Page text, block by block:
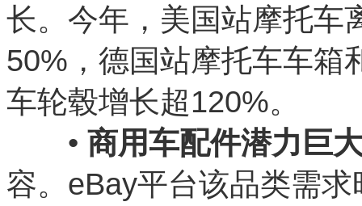
长。今年，美国站摩托车
50%，德国站摩托车车箱
车轮毂增长超120%。
• 商用车配件潜力巨
容。eBay平台该品类需